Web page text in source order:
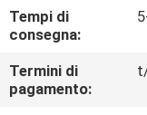
NOTIZIE
Tempi di
consegna:
Termini di
pagamento: